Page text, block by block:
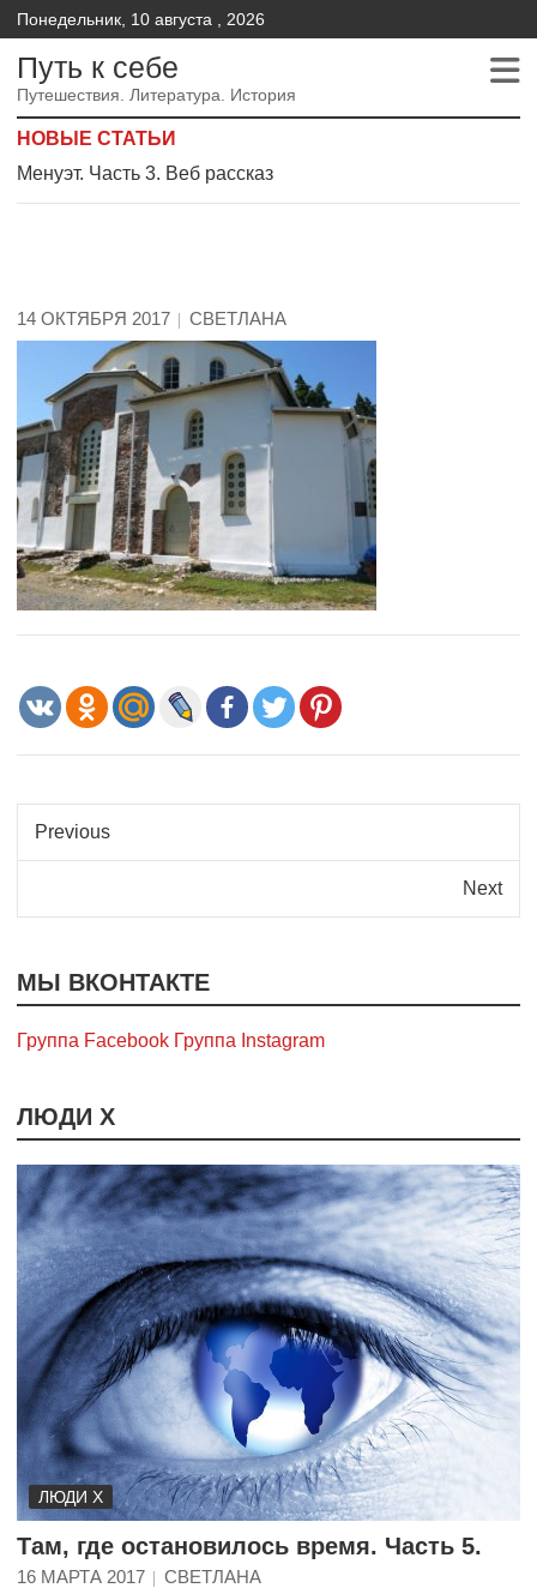
Понедельник, 10 августа , 2026
Путь к себе
Путешествия. Литература. История
НОВЫЕ СТАТЬИ
Менуэт.Часть 2 – Веб рассказ
14 ОКТЯБРЯ 2017 СВЕТЛАНА
Previous
Next
МЫ ВКОНТАКТЕ
Группа Facebook Группа Instagram
ЛЮДИ Х
ЛЮДИ Х
Там, где остановилось время. Часть 5.
16 МАРТА 2017
СВЕТЛАНА